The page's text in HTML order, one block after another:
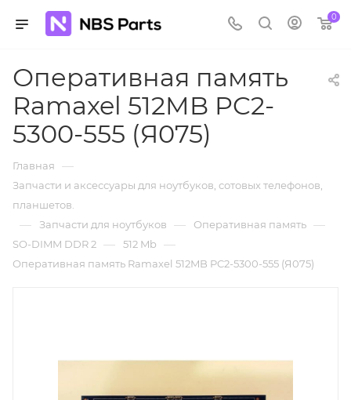
0
Оперативная память
Ramaxel 512MB PC2-
5300-555 (Я075)
Главная —
Запчасти и аксессуары для ноутбуков, сотовых телефонов,
планшетов.
— Запчасти для ноутбуков — Оперативная память —
SO-DIMM DDR 2 — 512 Mb —
Оперативная память Ramaxel 512MB PC2-5300-555 (Я075)